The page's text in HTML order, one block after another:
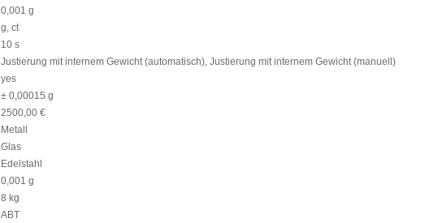
0,001 g
g, ct
10 s
Justierung mit internem Gewicht (automatisch), Justierung mit internem Gewicht (manuell)
yes
± 0,00015 g
2500,00 €
Metall
Glas
Edelstahl
0,001 g
8 kg
ABT